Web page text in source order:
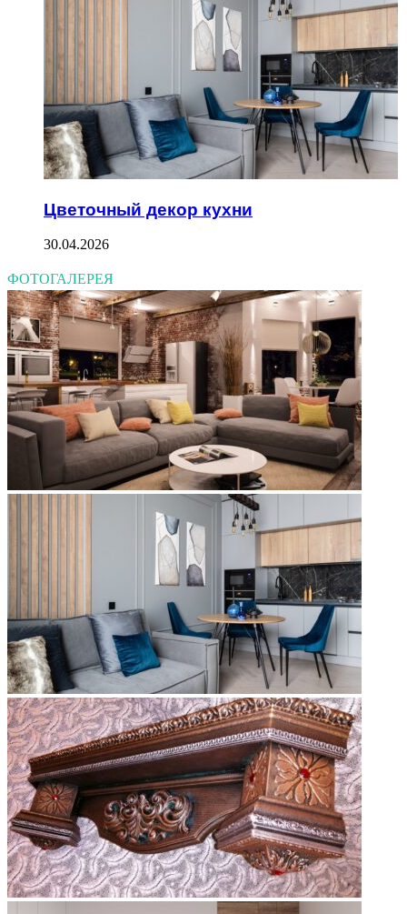
Цветочный декор кухни
30.04.2026
ФОТОГАЛЕРЕЯ